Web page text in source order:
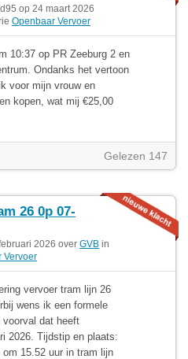
op 24 maart 2026
Openbaar Vervoer
10:37 op PR Zeeburg 2 en
Ondanks het vertoon
voor mijn vrouw en
kopen, wat mij €25,00
Gelezen 147
26 0p 07-
2026 over GVB in
Vervoer
vervoer tram lijn 26
wens ik een formele
dat heeft
2026. Tijdstip en plaats:
15.52 uur in tram lijn